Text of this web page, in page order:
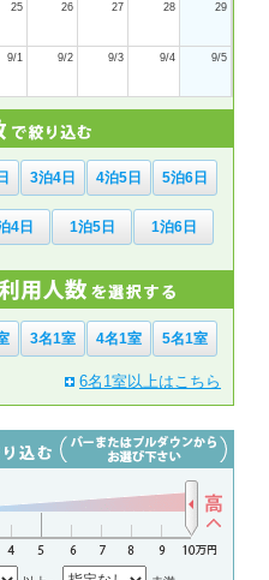
25 26 27 28 29
9/1 9/2 9/3 9/4 9/5
3泊4日 4泊5日 5泊6日
4日 1泊5日 1泊6日
3名1室 4名1室 5名1室
6名1室以上はこちら